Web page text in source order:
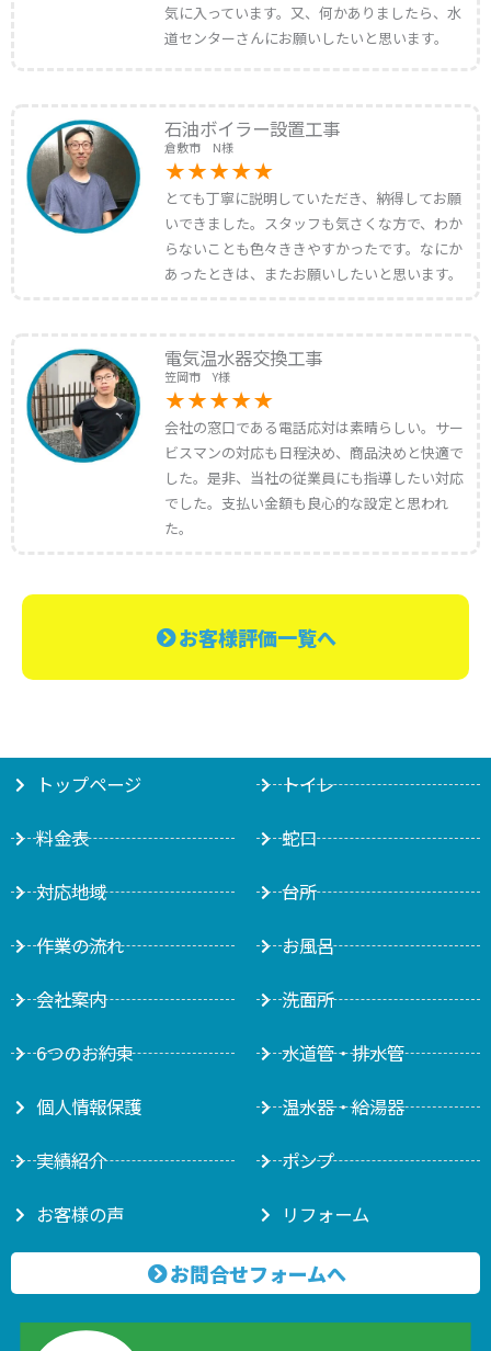
気に入っています。又、何かありましたら、水
道センターさんにお願いしたいと思います。
石油ボイラー設置工事
倉敷市 N様
とても丁寧に説明していただき、納得してお願
いできました。スタッフも気さくな方で、わか
らないことも色々ききやすかったです。なにか
あったときは、またお願いしたいと思います。
電気温水器交換工事
笠岡市 Y様
会社の窓口である電話応対は素晴らしい。サー
ビスマンの対応も日程決め、商品決めと快適で
した。是非、当社の従業員にも指導したい対応
でした。支払い金額も良心的な設定と思われ
た。
お客様評価一覧へ
トップページ
料金表
対応地域
作業の流れ
会社案内
6つのお約束
個人情報保護
実績紹介
お客様の声
トイレ
蛇口
台所
お風呂
洗面所
水道管・排水管
温水器・給湯器
ポンプ
リフォーム
お問合せフォームへ